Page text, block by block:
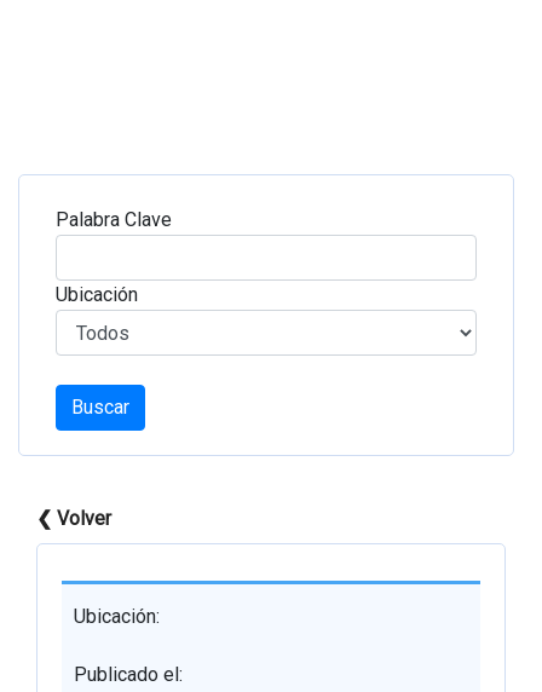
Palabra Clave
Ubicación
Buscar
❮ Volver
Ubicación:
Publicado el: